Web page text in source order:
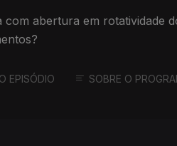
com abertura em rotatividade
EPISÓDIO SOBRE O